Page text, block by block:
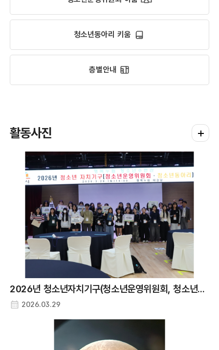
청소년동아리 키움
층별안내
활동사진
2026년 청소년자치기구(청소년운영위원회, 청소년동아리) 연합 발대식
2026.03.29
평생학